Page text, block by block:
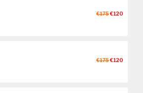
€175€120
€175€120